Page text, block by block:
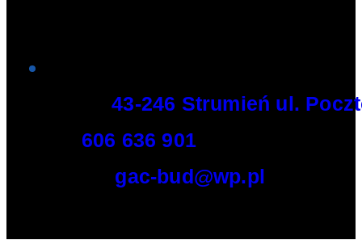
Adres:43-246 Strumień ul.
606 636 901
gac-bud@wp.pl